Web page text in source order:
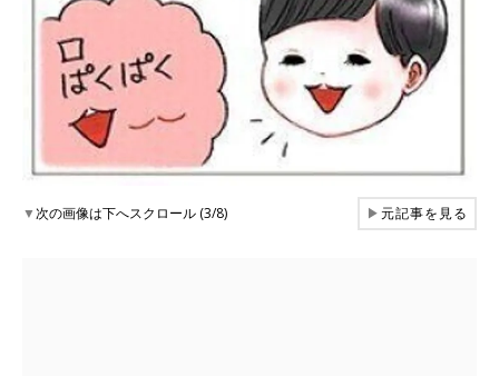
▼次の画像は下へスクロール (3/8) ▶元記事を見る